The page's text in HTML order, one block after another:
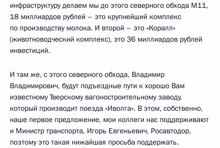
инфраструктуру делаем мы до этого северного обхода М11,
18 миллиардов рублей – это крупнейший комплекс
по производству молока. И второй – это «Коралл»
(животноводческий комплекс), это 36 миллиардов рублей
инвестиций.
И там же, с этого северного обхода, Владимир
Владимирович, будут подъездные пути к хорошо Вам
известному Тверскому вагоностроительному заводу,
который производит поезда «Иволга». В этом, собственно,
наше первое предложение, мои коллеги нас поддерживают
и Министр транспорта, Игорь Евгеньевич, Росавтодор,
поэтому это такая нижайшая просьба поддержать.